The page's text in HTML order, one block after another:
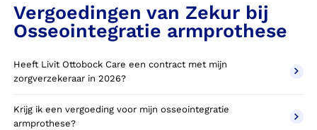
Vergoedingen van Zekur bij
Osseointegratie armprothese
Heeft Livit Ottobock Care een contract met mijn
zorgverzekeraar in 2026?
Krijg ik een vergoeding voor mijn osseointegratie
armprothese?